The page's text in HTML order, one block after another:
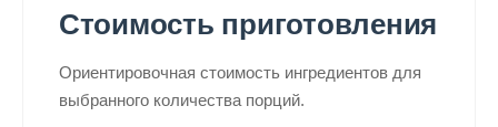
Стоимость приготовления
Ориентировочная стоимость ингредиентов для
выбранного количества порций.